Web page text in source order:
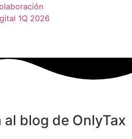
1Q 2026
blog de OnlyTax